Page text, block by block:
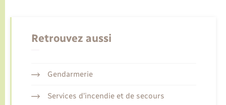
Retrouvez aussi
Gendarmerie
Services d’incendie et de secours